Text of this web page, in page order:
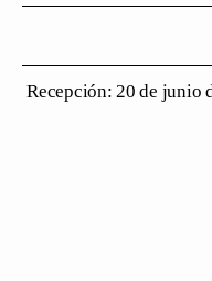
Recepción: 20 de junio